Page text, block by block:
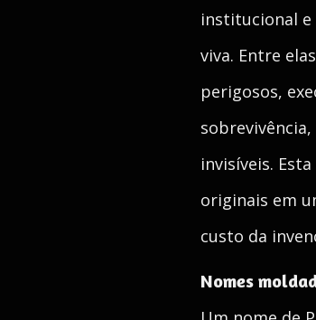
institucional e
viva. Entre
perigosos,
invisíveis.
originais em
custo da
Nomes